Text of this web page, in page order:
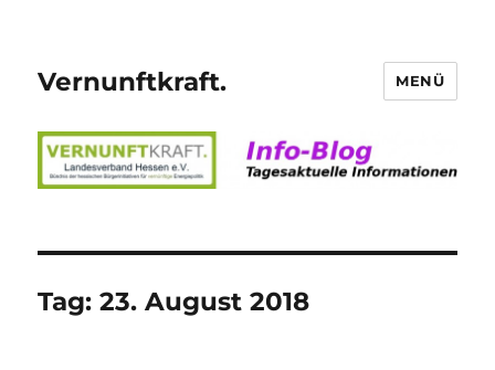
Vernunftkraft. MENÜ
Tag:23. August 2018